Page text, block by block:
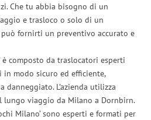
Che tu abbia bisogno di un
e trasloco o solo di un
può fornirti un preventivo accurato e
è composto da traslocatori esperti
modo sicuro ed efficiente,
danneggiato. L’azienda utilizza
viaggio da Milano a Dornbirn.
Milano’ sono esperti e formati per